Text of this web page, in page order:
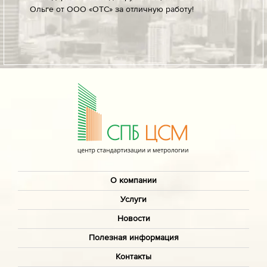
Ольге от ООО «ОТС» за отличную работу!
О компании
Услуги
Новости
Полезная информация
Контакты